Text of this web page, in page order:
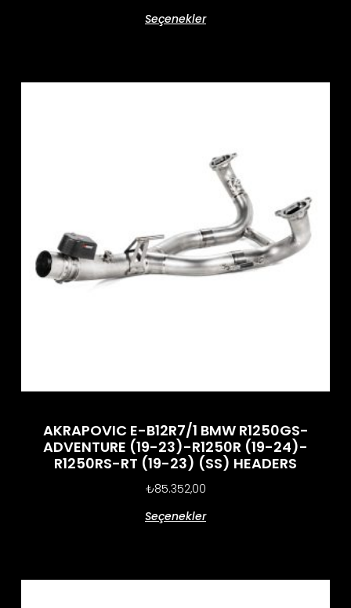
Seçenekler
AKRAPOVIC E-B12R7/1 BMW R1250GS-
ADVENTURE (19-23)-R1250R (19-24)-
R1250RS-RT (19-23) (SS) HEADERS
₺85.352,00
Seçenekler